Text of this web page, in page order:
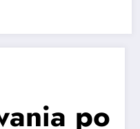
po